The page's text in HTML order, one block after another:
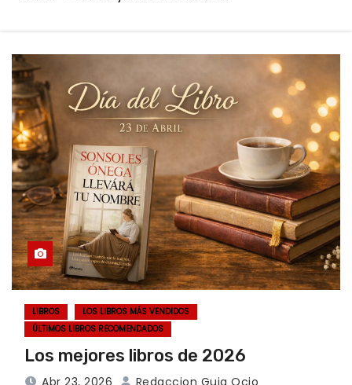
LIBROS
LOS LIBROS MÁS VENDIDOS
ÚLTIMOS LIBROS RECOMENDADOS
Los mejores libros de 2026